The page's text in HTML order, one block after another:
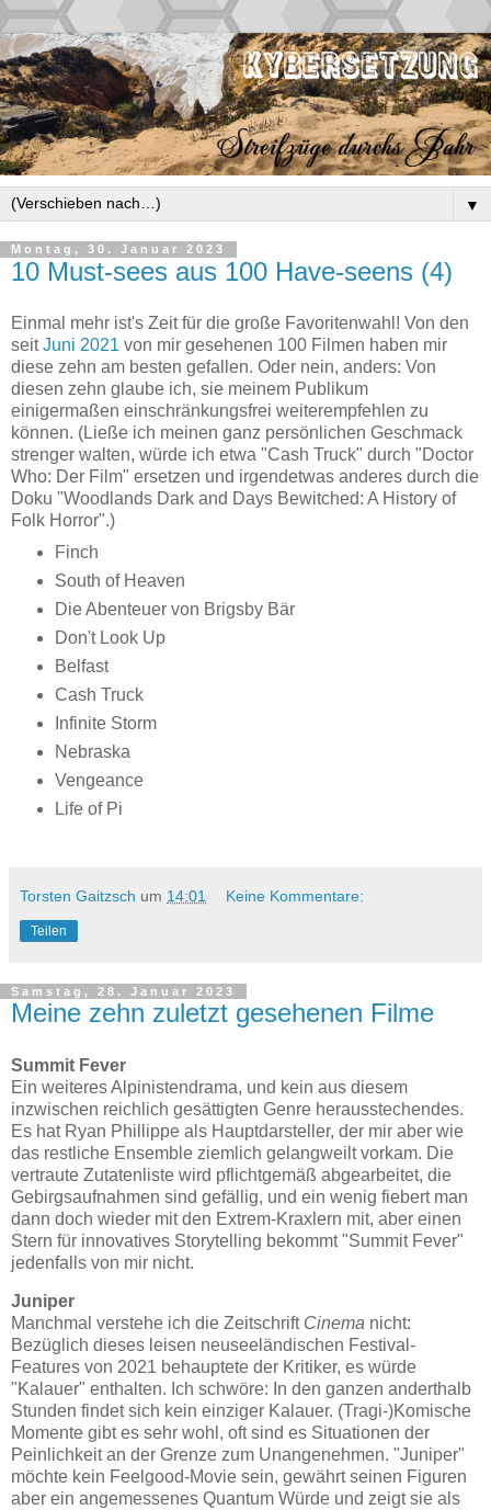
▼
Montag, 30. Januar 2023
10 Must-sees aus 100 Have-seens (4)
Einmal mehr ist's Zeit für die große Favoritenwahl! Von den
seitJuni 2021 von mir gesehenen 100 Filmen haben mir
diese zehn am besten gefallen. Oder nein, anders: Von
diesen zehn glaube ich, sie meinem Publikum
einigermaßen einschränkungsfrei weiterempfehlen zu
können. (Ließe ich meinen ganz persönlichen Geschmack
strenger walten, würde ich etwa "Cash Truck" durch "Doctor
Who: Der Film" ersetzen und irgendetwas anderes durch die
Doku "Woodlands Dark and Days Bewitched: A History of
Folk Horror".)
Finch
South of Heaven
Die Abenteuer von Brigsby Bär
Don't Look Up
Belfast
Cash Truck
Infinite Storm
Nebraska
Vengeance
Life of Pi
Torsten Gaitzsch um 14:01 Keine Kommentare:
Teilen
Samstag, 28. Januar 2023
Meine zehn zuletzt gesehenen Filme
Summit Fever
Ein weiteres Alpinistendrama, und kein aus diesem
inzwischen reichlich gesättigten Genre herausstechendes.
Es hat Ryan Phillippe als Hauptdarsteller, der mir aber wie
das restliche Ensemble ziemlich gelangweilt vorkam. Die
vertraute Zutatenliste wird pflichtgemäß abgearbeitet, die
Gebirgsaufnahmen sind gefällig, und ein wenig fiebert man
dann doch wieder mit den Extrem-Kraxlern mit, aber einen
Stern für innovatives Storytelling bekommt "Summit Fever"
jedenfalls von mir nicht.
Juniper
Manchmal verstehe ich die Zeitschrift Cinema nicht:
Bezüglich dieses leisen neuseeländischen Festival-
Features von 2021 behauptete der Kritiker, es würde
"Kalauer" enthalten. Ich schwöre: In den ganzen anderthalb
Stunden findet sich kein einziger Kalauer. (Tragi-)Komische
Momente gibt es sehr wohl, oft sind es Situationen der
Peinlichkeit an der Grenze zum Unangenehmen. "Juniper"
möchte kein Feelgood-Movie sein, gewährt seinen Figuren
aber ein angemessenes Quantum Würde und zeigt sie als